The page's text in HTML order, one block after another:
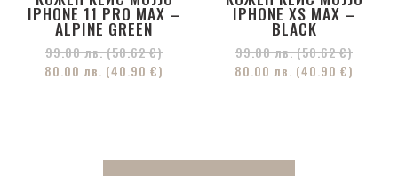
IPHONE 11 PRO MAX –
ALPINE GREEN
99.00лв.(50.62 €)
80.00 лв. (40.90 €)
IPHONE XS MAX –
BLACK
99.00лв.(50.62 €)
80.00 лв. (40.90 €)